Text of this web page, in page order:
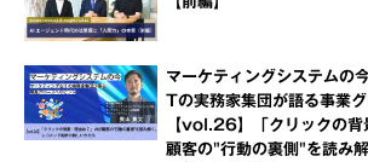
マーケティングシステムの
Tの実務家集団が語る事業
【vol.26】「クリックの
顧客の"行動の裏側"を読み